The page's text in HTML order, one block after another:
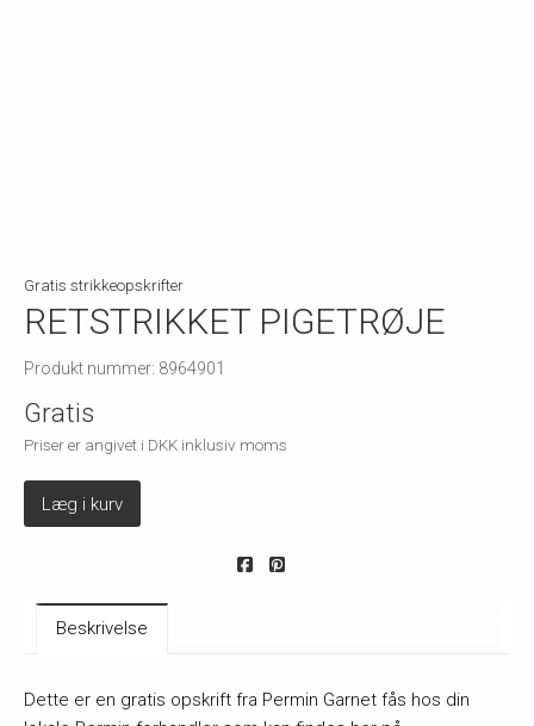
Gratis strikkeopskrifter
RETSTRIKKET PIGETRØJE
Produkt nummer: 8964901
Gratis
Priser er angivet i DKK inklusiv moms
Læg i kurv
Beskrivelse
Dette er en gratis opskrift fra Permin Garnet fås hos din